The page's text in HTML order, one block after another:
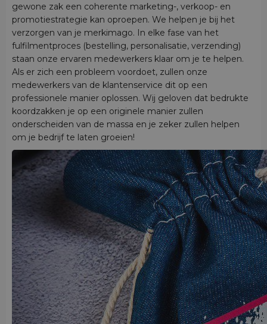
gewone zak een coherente marketing-, verkoop- en
promotiestrategie kan oproepen. We helpen je bij het
verzorgen van je merkimago. In elke fase van het
fulfilmentproces (bestelling, personalisatie, verzending)
staan onze ervaren medewerkers klaar om je te helpen.
Als er zich een probleem voordoet, zullen onze
medewerkers van de klantenservice dit op een
professionele manier oplossen. Wij geloven dat bedrukte
koordzakken je op een originele manier zullen
onderscheiden van de massa en je zeker zullen helpen
om je bedrijf te laten groeien!